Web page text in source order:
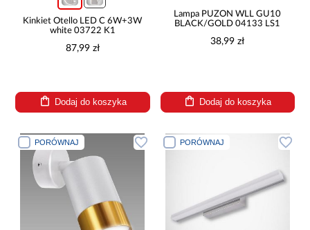
Kinkiet Otello LED C 6W+3W
white 03722 K1
87,99 zł
Dodaj do koszyka
Lampa PUZON WLL GU10
BLACK/GOLD 04133 LS1
38,99 zł
Dodaj do koszyka
PORÓWNAJ PORÓWNAJ